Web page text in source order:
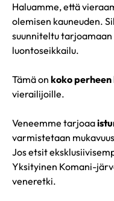
Haluamme, että
olemisen kauneuden.
suunniteltu
luontoseikkailu.
Tämä on koko
vierailijoille.
Veneemme tarjoaa
varmistetaan
Jos etsit
Yksityinen Komani-
veneretki.